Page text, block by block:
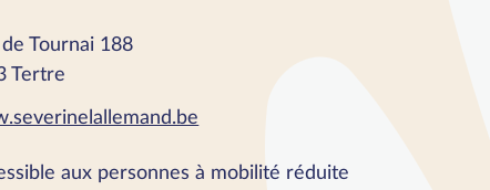
de Tournai 188
Tertre
aux personnes à mobilité réduite